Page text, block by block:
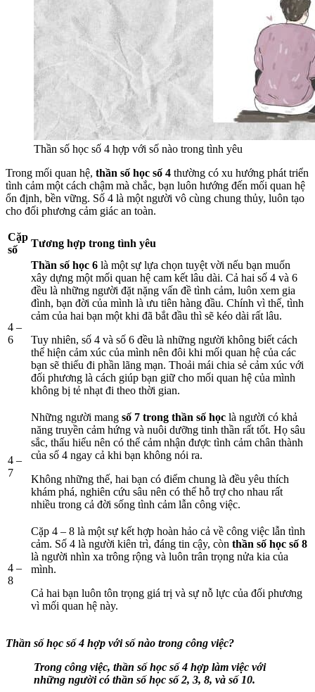
Thần số học số 4 hợp với số nào trong tình yêu
Trong mối quan hệ, thần số học số 4 thường có xu hướng phát triển
tình cảm một cách chậm mà chắc, bạn luôn hướng đến mối quan hệ
ổn định, bền vững. Số 4 là một người vô cùng chung thủy, luôn tạo
cho đối phương cảm giác an toàn.
Cặp
số
Tương hợp trong tình yêu
4 –
6
Thần số học 6 là một sự lựa chọn tuyệt vời nếu bạn muốn
xây dựng một mối quan hệ cam kết lâu dài. Cả hai số 4 và 6
đều là những người đặt nặng vấn đề tình cảm, luôn xem gia
đình, bạn đời của mình là ưu tiên hàng đầu. Chính vì thế, tình
cảm của hai bạn một khi đã bắt đầu thì sẽ kéo dài rất lâu.
Tuy nhiên, số 4 và số 6 đều là những người không biết cách
thể hiện cảm xúc của mình nên đôi khi mối quan hệ của các
bạn sẽ thiếu đi phần lãng mạn. Thoải mái chia sẻ cảm xúc với
đối phương là cách giúp bạn giữ cho mối quan hệ của mình
không bị tẻ nhạt đi theo thời gian.
4 –
7
Những người mang số 7 trong thần số học là người có khả
năng truyền cảm hứng và nuôi dưỡng tinh thần rất tốt. Họ sâu
sắc, thấu hiểu nên có thể cảm nhận được tình cảm chân thành
của số 4 ngay cả khi bạn không nói ra.
Không những thế, hai bạn có điểm chung là đều yêu thích
khám phá, nghiên cứu sâu nên có thể hỗ trợ cho nhau rất
nhiều trong cả đời sống tình cảm lẫn công việc.
4 –
8
Cặp 4 – 8 là một sự kết hợp hoàn hảo cả về công việc lẫn tình
cảm. Số 4 là người kiên trì, đáng tin cậy, còn thần số học số 8
là người nhìn xa trông rộng và luôn trân trọng nửa kia của
mình.
Cả hai bạn luôn tôn trọng giá trị và sự nỗ lực của đối phương
vì mối quan hệ này.
Thần số học số 4 hợp với số nào trong công việc?
Trong công việc, thần số học số 4 hợp làm việc với
những người có thần số học số 2, 3, 8, và số 10.